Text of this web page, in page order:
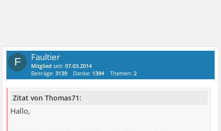
F Faultier
Mitglied seit:07.03.2014
Beiträge:3139 Danke: 1394 Themen:2
Zitat von Thomas71:
Hallo,